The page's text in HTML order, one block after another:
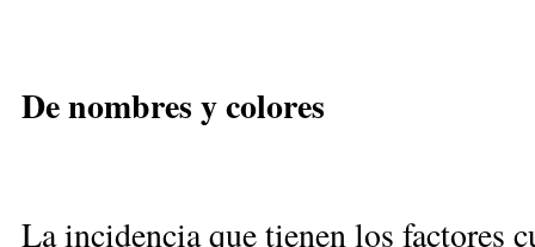
De nom­bres y co­lo­res
La in­ci­den­cia que tie­nen los fac­to­res